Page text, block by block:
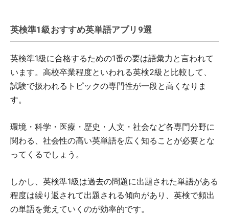
英検準1級おすすめ英単語アプリ9選
英検準1級に合格するための1番の要は語彙力と言われて
います。高校卒業程度といわれる英検2級と比較して、
試験で扱われるトピックの専門性が一段と高くなりま
す。
環境・科学・医療・歴史・人文・社会など各専門分野に
関わる、社会性の高い英単語を広く知ることが必要とな
ってくるでしょう。
しかし、英検準1級は過去の問題に出題された単語がある
程度は繰り返されて出題される傾向があり、英検で頻出
の単語を覚えていくのが効率的です。